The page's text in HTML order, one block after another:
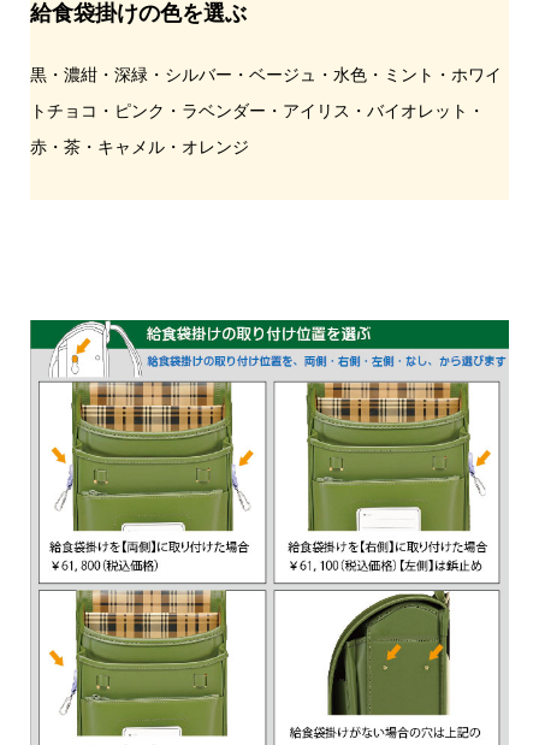
給食袋掛けの色を選ぶ
黒・濃紺・深緑・シルバー・ベージュ・水色・ミント・ホワイ
トチョコ・ピンク・ラベンダー・アイリス・バイオレット・
赤・茶・キャメル・オレンジ